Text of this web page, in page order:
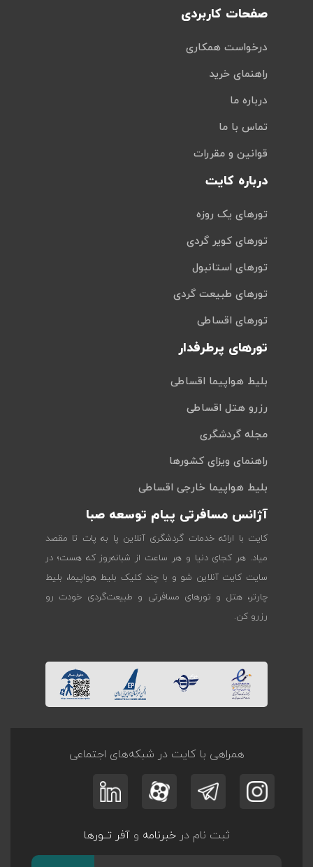
صفحات کاربردی
درخواست همکاری
راهنمای خرید
درباره ما
تماس با ما
قوانین و مقررات
درباره کایت
تورهای یک روزه
تورهای کویر گردی
تورهای استانبول
تورهای طبیعت گردی
تورهای اقساطی
تورهای پرطرفدار
بلیط هواپیما اقساطی
رزرو هتل اقساطی
مجله گردشگری
راهنمای ویزای کشورها
بلیط هواپیما خارجی اقساطی
آژانس مسافرتی پیام توسعه صبا
کایت با ارائه خدمات گردشگری آنلاین پا به پات تا مقصد
میاد. هر کجای دنیا و هر ساعت از شبانه‌روز که هست؛ در
سایت کایت آنلاین شو و با چند کلیک بلیط هواپیما، بلیط
چارتر، هتل و تورهای مسافرتی و طبیعت‌گردی خودت رو
رزرو کن.
همراهی با کایت در شبکه‌های اجتماعی
ثبت نام درخبرنامه وآفر تــورها